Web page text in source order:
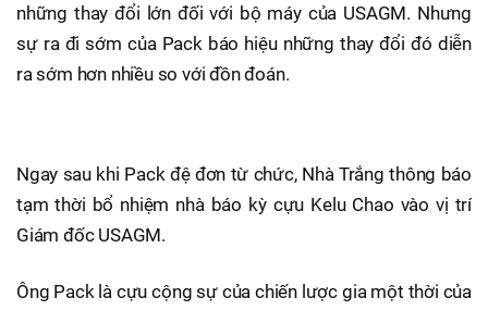
những thay đổi lớn đối với bộ máy của USAGM. Nhưng
sự ra đi sớm của Pack báo hiệu những thay đổi đó diễn
ra sớm hơn nhiều so với đồn đoán.
Ngay sau khi Pack đệ đơn từ chức, Nhà Trắng thông báo
tạm thời bổ nhiệm nhà báo kỳ cựu Kelu Chao vào vị trí
Giám đốc USAGM.
Ông Pack là cựu cộng sự của chiến lược gia một thời của